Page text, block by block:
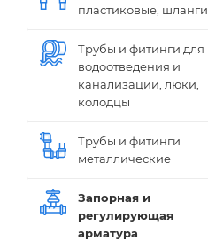
пластиковые, шланги
Трубы и фитинги для
водоотведения и
канализации, люки,
колодцы
Трубы и фитинги
металлические
Запорная и
регулирующая
арматура